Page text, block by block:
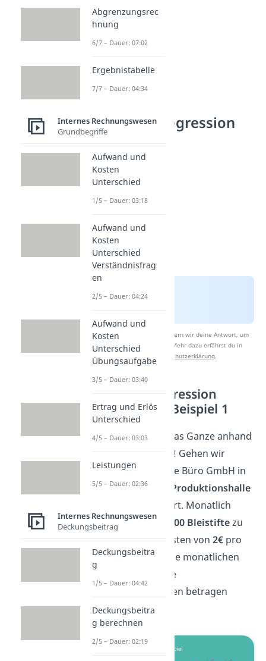
Fixkostendegression
Beispiel
Nach Beantwortung speichern wir deine Antwort, um
Studyflix zu verbessern. Mehr dazu erfährst du in
unserer
Datenschutzerklärung.
Fixkostendegression
berechnen – Beispiel 1
Schauen wir uns das Ganze anhand
an! Gehen wir
davon aus, dass die Büro GmbH in
einer gemieteten
Produktionshalle
Bleistifte produziert. Monatlich
werden aktuell
5.000 Bleistiftezu
variablen Stückkosten von 2€pro
Stift hergestellt. Die monatlichen
für die
Produktionsanlagen betragen
20.000€.
Abgrenzungsrec
hnung
6/7 – Dauer: 07:02
Ergebnistabelle
7/7 – Dauer: 04:34
Internes Rechnungswesen
Grundbegriffe
Aufwand und
Kosten
Unterschied
1/5 – Dauer: 03:18
Aufwand und
Kosten
Unterschied
Verständnisfrag
en
2/5 – Dauer: 04:24
Aufwand und
Kosten
Unterschied
Übungsaufgabe
3/5 – Dauer: 03:40
Ertrag und Erlös
Unterschied
4/5 – Dauer: 03:03
Leistungen
5/5 – Dauer: 02:36
Internes Rechnungswesen
Deckungsbeitrag
Deckungsbeitra
g
1/5 – Dauer: 04:42
Deckungsbeitra
g berechnen
2/5 – Dauer: 02:19